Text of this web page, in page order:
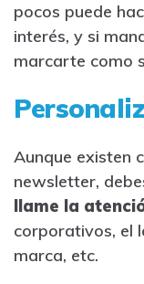
pocos puede
interés, y si
marcarte como
Aunque existen
newsletter,
llame la
corporativos, el
marca, etc.